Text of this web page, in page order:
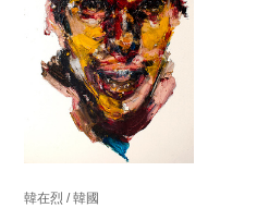
韓在烈 / 韓國